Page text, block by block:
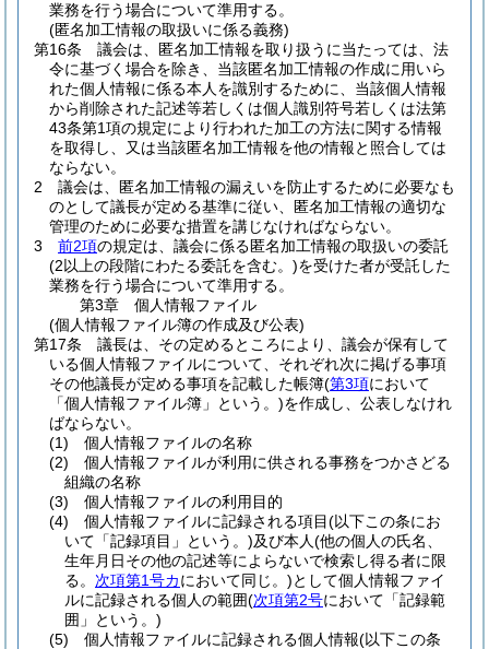
業務を行う場合について準用する。
(匿名加工情報の取扱いに係る義務)
第16条
議会は、匿名加工情報を取り扱うに当たっては、法
令に基づく場合を除き、当該匿名加工情報の作成に用いら
れた個人情報に係る本人を識別するために、当該個人情報
から削除された記述等若しくは個人識別符号若しくは法第
43条第1項の規定により行われた加工の方法に関する情報
を取得し、又は当該匿名加工情報を他の情報と照合しては
ならない。
2
議会は、匿名加工情報の漏えいを防止するために必要なも
のとして議長が定める基準に従い、匿名加工情報の適切な
管理のために必要な措置を講じなければならない。
3
前2項の規定は、議会に係る匿名加工情報の取扱いの委託
(2以上の段階にわたる委託を含む。)を受けた者が受託した
業務を行う場合について準用する。
第3章
個人情報ファイル
(個人情報ファイル簿の作成及び公表)
第17条
議長は、その定めるところにより、議会が保有して
いる個人情報ファイルについて、それぞれ次に掲げる事項
その他議長が定める事項を記載した帳簿(第3項において
「個人情報ファイル簿」という。)を作成し、公表しなけれ
ばならない。
(1)
個人情報ファイルの名称
(2)
個人情報ファイルが利用に供される事務をつかさどる
組織の名称
(3)
個人情報ファイルの利用目的
(4)
個人情報ファイルに記録される項目(以下この条にお
いて「記録項目」という。)及び本人(他の個人の氏名、
生年月日その他の記述等によらないで検索し得る者に限
る。 次項第1号カにおいて同じ。)として個人情報ファイ
ルに記録される個人の範囲(次項第2号において「記録範
囲」という。)
(5)
個人情報ファイルに記録される個人情報(以下この条